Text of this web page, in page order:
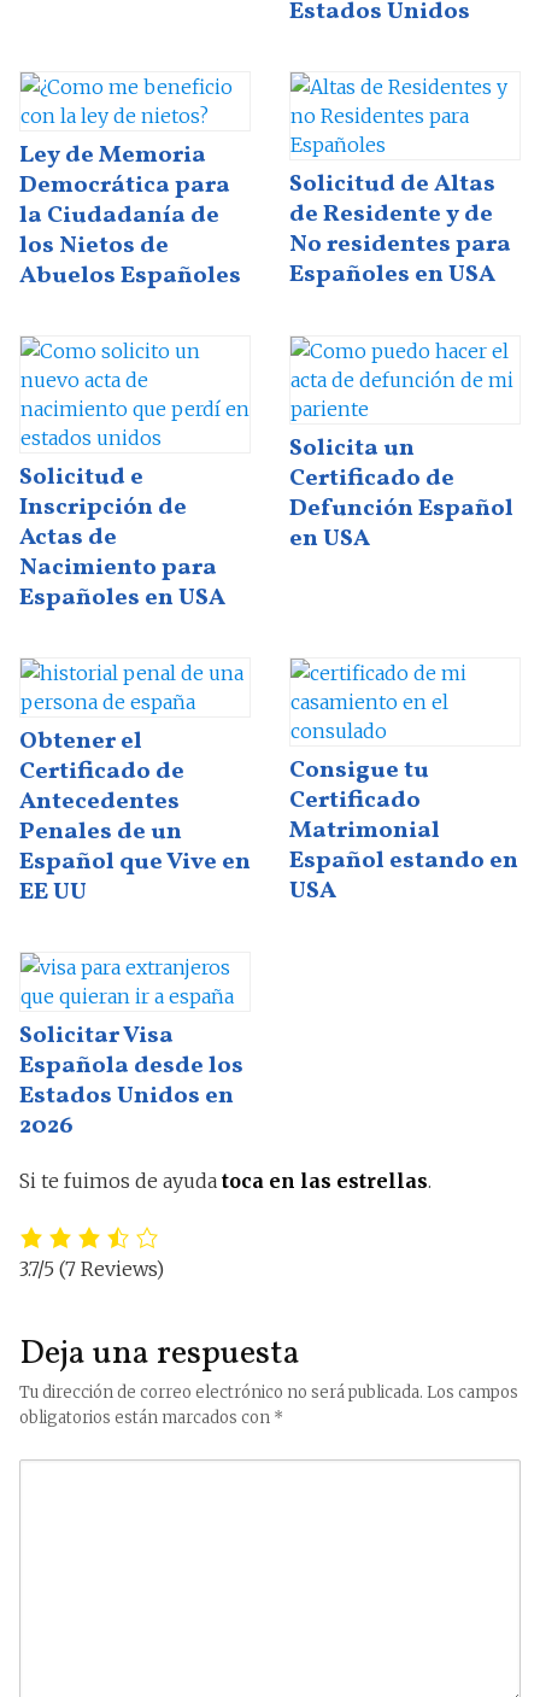
Estados Unidos
Ley de Memoria
Democrática para
la Ciudadanía de
los Nietos de
Abuelos Españoles
Solicitud de Altas
de Residente y de
No residentes para
Españoles en USA
Solicitud e
Inscripción de
Actas de
Nacimiento para
Españoles en USA
Solicita un
Certificado de
Defunción Español
en USA
Obtener el
Certificado de
Antecedentes
Penales de un
Español que Vive en
EE UU
Consigue tu
Certificado
Matrimonial
Español estando en
USA
Solicitar Visa
Española desde los
Estados Unidos en
2026
Si te fuimos de ayuda toca en las estrellas.
3.7/5 (7 Reviews)
Deja una respuesta
Tu dirección de correo electrónico no será publicada. Los campos
obligatorios están marcados con *